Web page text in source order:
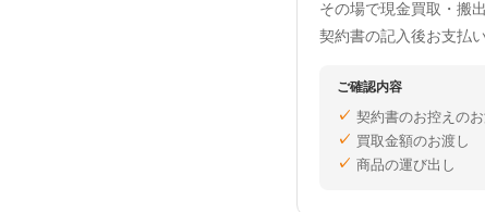
その場で現金買取・搬出
契約書の記入後お支払
ご確認内容
契約書のお控えの
買取金額のお渡し
商品の運び出し